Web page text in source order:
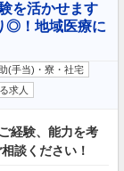
を活かせます
◎！地域医療に
(手当)・寮・社宅
求人
経験、能力を考
談ください！